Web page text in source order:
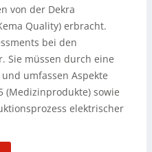
von der Dekra
Quality) erbracht.
bei den
Sie müssen durch eine
umfassen Aspekte
(Medizinprodukte) sowie
elektrischer